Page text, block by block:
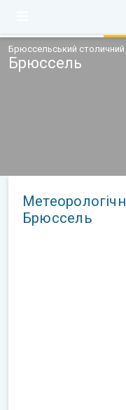
Брюссельський столичний
Брюссель
Брюссель